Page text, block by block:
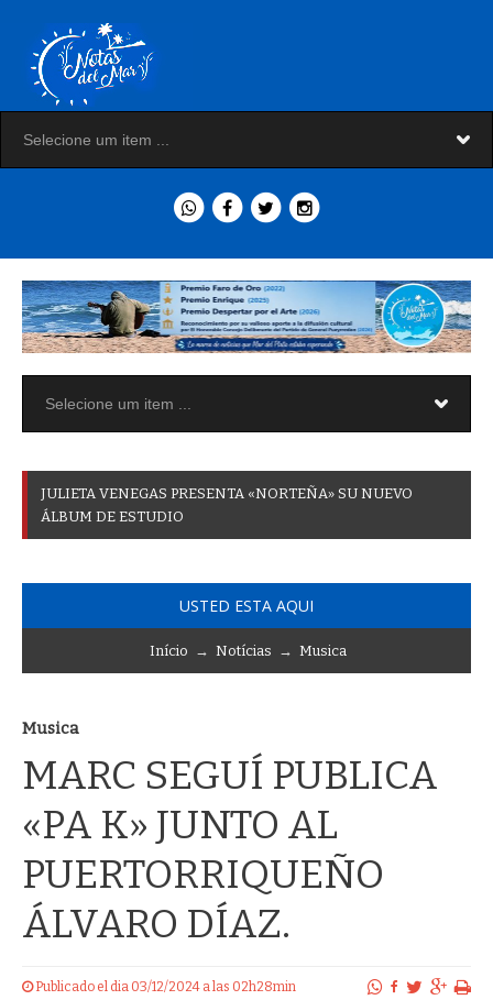
JULIETA VENEGAS PRESENTA «NORTEÑA» SU NUEVO
ÁLBUM DE ESTUDIO
USTED ESTA AQUI
Início → Notícias → Musica
Musica
MARC SEGUÍ PUBLICA
«PA K» JUNTO AL
PUERTORRIQUEÑO
ÁLVARO DÍAZ.
Publicado el dia 03/12/2024 a las 02h28min